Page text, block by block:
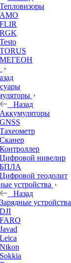
Тепловизоры
AMO
FLIR
RGK
Testo
TORUS
МЕГЕОН
Назад
Аккумуляторы
GNSS
Тахеометр
Сканер
Контроллер
Цифровой нивелир
БПЛА
Цифровой теодолит
устройства
Назад
Зарядные устройства
DJI
FARO
Javad
Leica
Nikon
Sokkia